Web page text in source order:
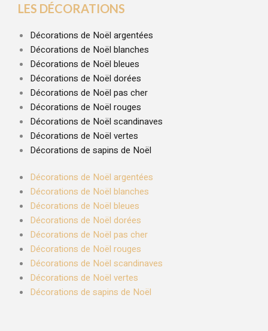
LES DÉCORATIONS
Décorations de Noël argentées
Décorations de Noël blanches
Décorations de Noël bleues
Décorations de Noël dorées
Décorations de Noël pas cher
Décorations de Noël rouges
Décorations de Noël scandinaves
Décorations de Noël vertes
Décorations de sapins de Noël
Décorations de Noël argentées
Décorations de Noël blanches
Décorations de Noël bleues
Décorations de Noël dorées
Décorations de Noël pas cher
Décorations de Noël rouges
Décorations de Noël scandinaves
Décorations de Noël vertes
Décorations de sapins de Noël